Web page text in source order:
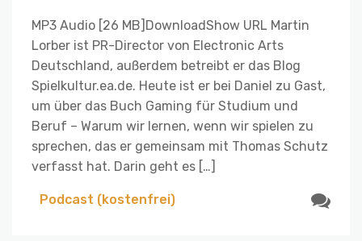
MP3 Audio [26 MB]DownloadShow URL Martin
Lorber ist PR-Director von Electronic Arts
Deutschland, außerdem betreibt er das Blog
Spielkultur.ea.de. Heute ist er bei Daniel zu Gast,
um über das Buch Gaming für Studium und
Beruf – Warum wir lernen, wenn wir spielen zu
sprechen, das er gemeinsam mit Thomas Schutz
verfasst hat. Darin geht es […]
Podcast (kostenfrei)